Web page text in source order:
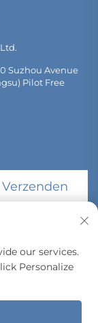
Suzhou Avenue
Pilot Free
Verzenden
(Suzhou) Co.,
our services.
Personalize